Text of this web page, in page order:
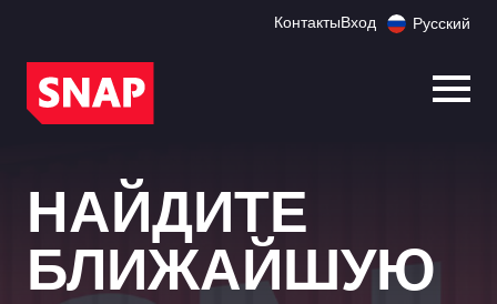
КонтактыВход Русский
НАЙДИТЕ
БЛИЖАЙШУЮ